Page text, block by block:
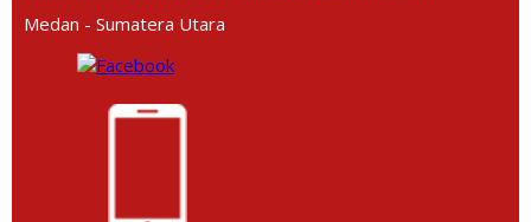
Medan - Sumatera Utara